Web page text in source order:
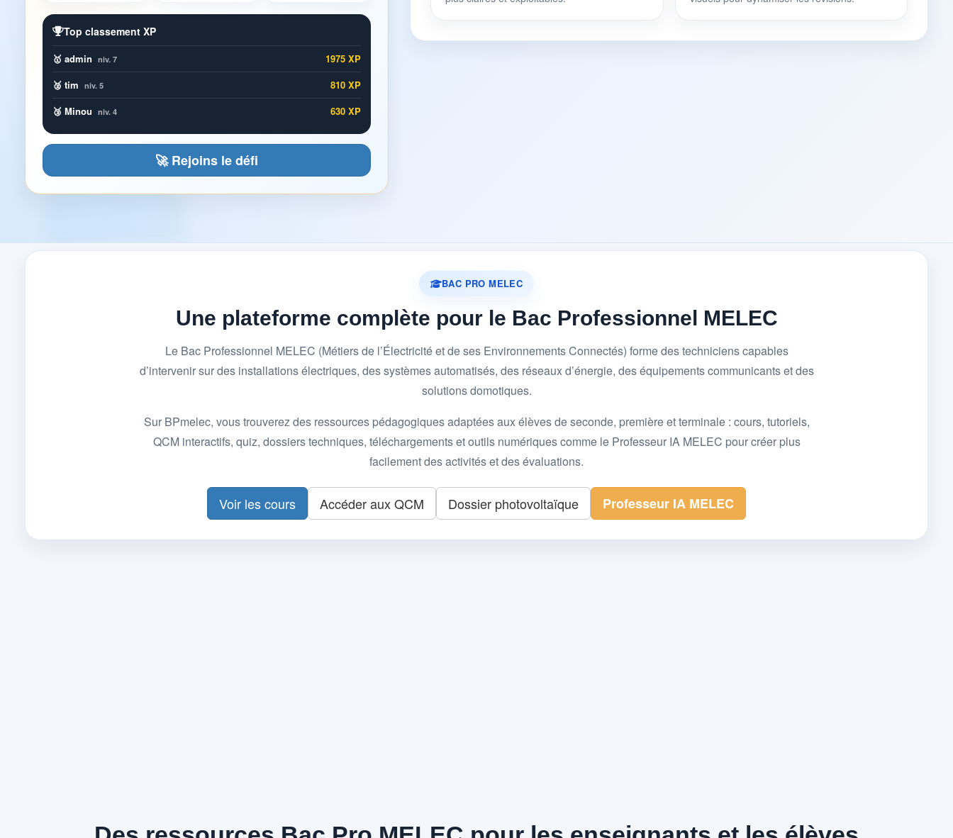
Top classement XP
🥇 admin niv. 7
1975 XP
🥈 tim niv. 5
810 XP
🥉 Minou niv. 4 630 XP
🚀 Rejoins le défi
BAC PRO MELEC
Une plateforme complète pour le Bac Professionnel MELEC
Le Bac Professionnel MELEC (Métiers de l’Électricité et de ses Environnements Connectés) forme des techniciens capables
d’intervenir sur des installations électriques, des systèmes automatisés, des réseaux d’énergie, des équipements communicants et des
solutions domotiques.
Sur BPmelec, vous trouverez des ressources pédagogiques adaptées aux élèves de seconde, première et terminale : cours, tutoriels,
QCM interactifs, quiz, dossiers techniques, téléchargements et outils numériques comme le Professeur IA MELEC pour créer plus
facilement des activités et des évaluations.
Voir les cours Accéder aux QCM Dossier photovoltaïque Professeur IA MELEC